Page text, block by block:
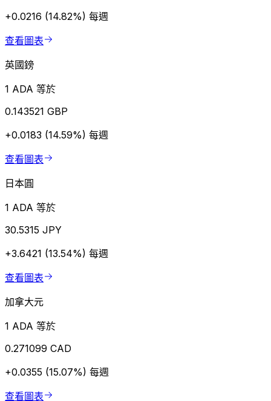
+0.0216 (14.82%) 每週
查看圖表
英國鎊
1 ADA 等於
0.143521 GBP
+0.0183 (14.59%) 每週
查看圖表
日本圓
1 ADA 等於
30.5315 JPY
+3.6421 (13.54%) 每週
查看圖表
加拿大元
1 ADA 等於
0.271099 CAD
+0.0355 (15.07%) 每週
查看圖表